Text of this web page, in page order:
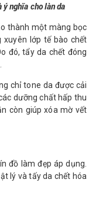
nghĩa cho làn da
thành một màng bọc
xuyên lớp tế bào chết
đó, tẩy da chết đóng
chỉ tone da được cải
dưỡng chất hấp thu
còn giúp xóa mờ vết
đồ làm đẹp áp dụng.
lý và tấy da chết hóa